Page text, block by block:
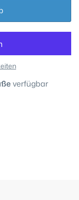
verfügbar